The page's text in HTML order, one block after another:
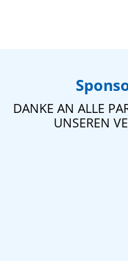
DANKE AN ALLE
UNSEREN